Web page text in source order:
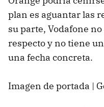
plan es aguantar las
su parte, Vodafone
respecto y no tiene
una fecha concreta.
Imagen de portada |